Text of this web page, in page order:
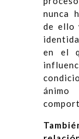
nunca
de ello
en el